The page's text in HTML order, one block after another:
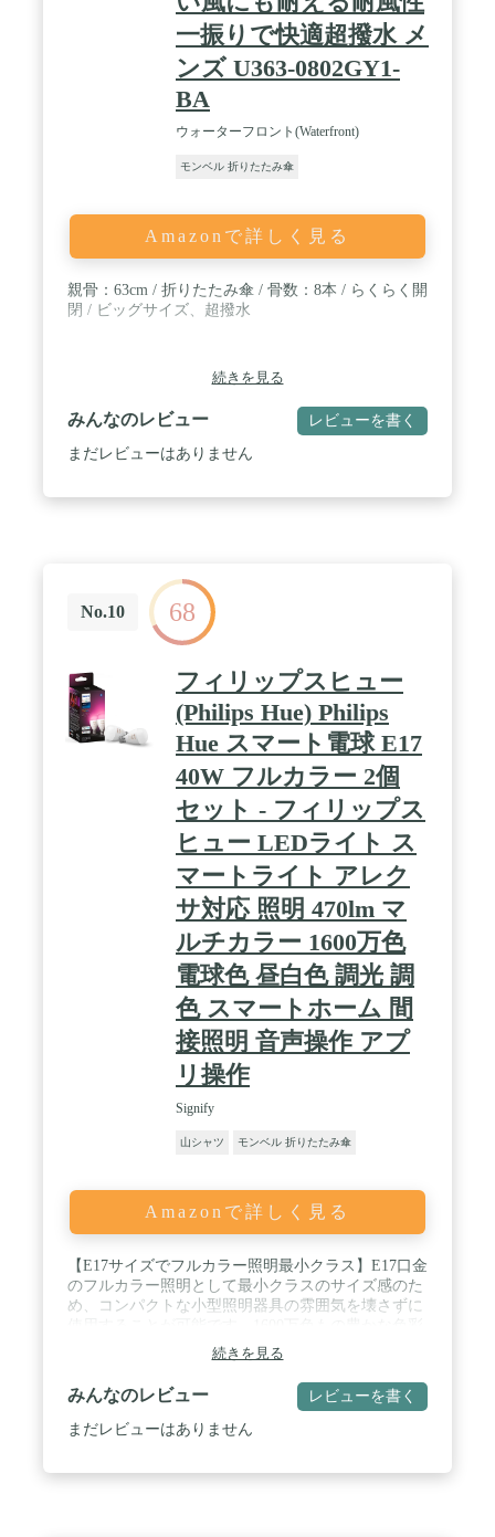
一振りで快適超撥水 メ
ンズ U363-0802GY1-
BA
ウォーターフロント(Waterfront)
モンベル 折りたたみ傘
Amazonで詳しく見る
親骨：63cm / 折りたたみ傘 / 骨数：8本 / らくらく開
閉 / ビッグサイズ、超撥水
続きを見る
みんなのレビュー レビューを書く
まだレビューはありません
No.10 68
フィリップスヒュー
(Philips Hue) Philips
Hue スマート電球 E17
40W フルカラー 2個
セット - フィリップス
ヒュー LEDライト ス
マートライト アレク
サ対応 照明 470lm マ
ルチカラー 1600万色
電球色 昼白色 調光 調
色 スマートホーム 間
接照明 音声操作 アプ
リ操作
Signify
山シャツ モンベル 折りたたみ傘
Amazonで詳しく見る
【E17サイズでフルカラー照明最小クラス】E17口金
のフルカラー照明として最小クラスのサイズ感のた
め、コンパクトな小型照明器具の雰囲気を壊さずに
表現でインテリアに彩りを加えます。 / 【エンタメ
から日常使いまで幅広い使用範囲】 フルカラーを表
現できるため、Philips Hueの強みであるエンターテ
インメント（映像・音楽・ゲーム）との連動が可能
です。また、キャンドル色（2000K）～昼光色
続きを見る
みんなのレビュー レビューを書く
まだレビューはありません